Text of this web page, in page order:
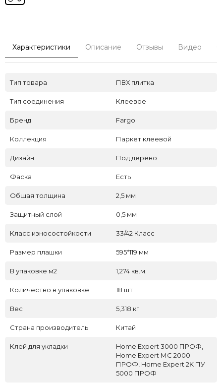
Характеристики Описание Отзывы Видео
Тип товара ПВХ плитка
Тип соединения Клеевое
Бренд Fargo
Коллекция Паркет клеевой
Дизайн Под дерево
Фаска Есть
Общая толщина 2,5 мм
Защитный слой 0,5 мм
Класс износостойкости 33/42 Класс
Размер плашки 595*119 мм
В упаковке м2 1,274 кв.м.
Количество в упаковке 18 шт
Вес 5,318 кг
Страна производитель Китай
Клей для укладки
Home Expert 3000 ПРОФ,
Home Expert МС 2000
ПРОФ, Home Expert 2K ПУ
5000 ПРОФ